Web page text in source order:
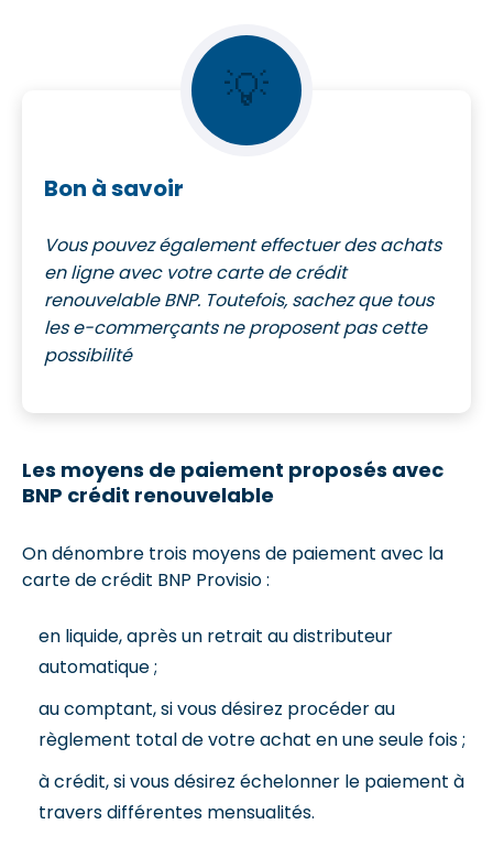
💡
Bon à savoir
Vous pouvez également effectuer des achats
en ligne avec votre carte de crédit
renouvelable BNP. Toutefois, sachez que tous
les e-commerçants ne proposent pas cette
possibilité
Les moyens de paiement proposés avec
BNP crédit renouvelable
On dénombre trois moyens de paiement avec la
carte de crédit BNP Provisio :
en liquide, après un retrait au distributeur
automatique ;
au comptant, si vous désirez procéder au
règlement total de votre achat en une seule fois ;
à crédit, si vous désirez échelonner le paiement à
travers différentes mensualités.